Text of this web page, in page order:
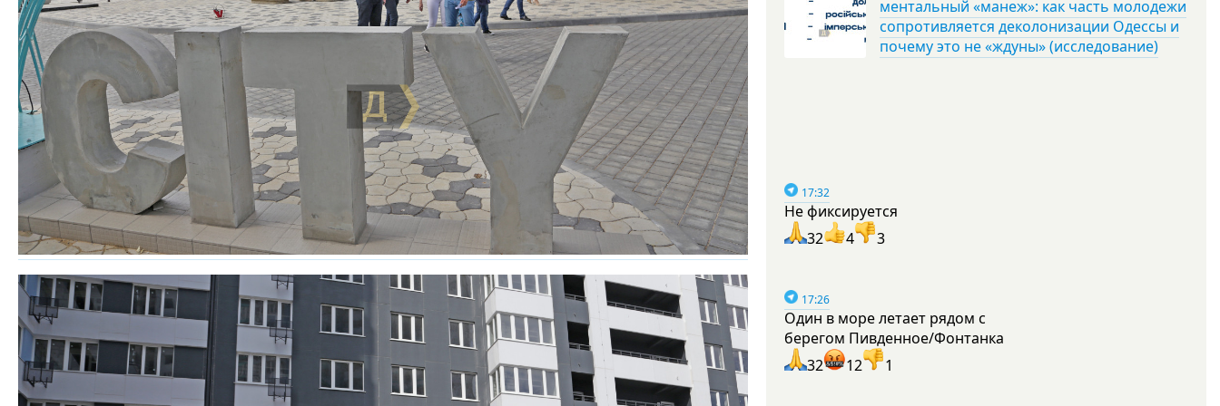
ментальный «манеж»: как часть молодежи
сопротивляется деколонизации Одессы и
почему это не «ждуны» (исследование)
17:32
Не фиксируется
32
4 3
17:26
Один в море летает рядом с
берегом Пивденное/Фонтанка
32
12 1